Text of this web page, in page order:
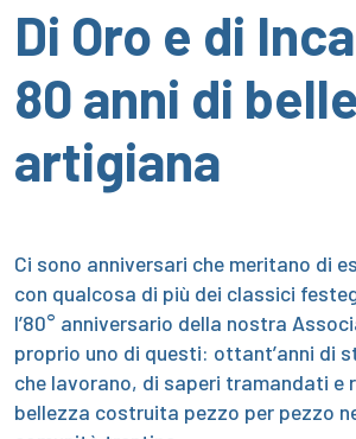
Di Oro e di
80 anni di
artigiana
Ci sono anniversari che meritano di
con qualcosa di più dei classici
l’80° anniversario della nostra
proprio uno di questi: ottant’anni di
che lavorano, di saperi tramandati e
bellezza costruita pezzo per pezzo